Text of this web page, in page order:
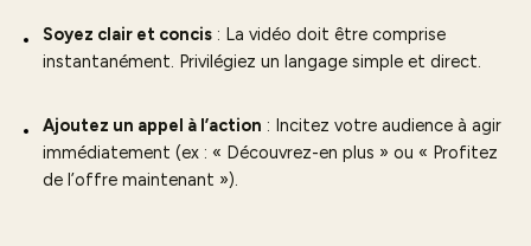
Soyez clair et concis : La vidéo doit être comprise
instantanément. Privilégiez un langage simple et direct.
Ajoutez un appel à l’action : Incitez votre audience à agir
immédiatement (ex : « Découvrez-en plus » ou « Profitez
de l’offre maintenant »).